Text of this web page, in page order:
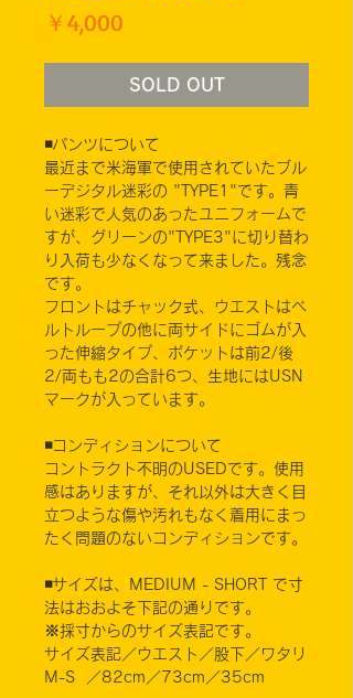
￥4,000
SOLD OUT
◾️パンツについて
最近まで米海軍で使用されていたブル
ーデジタル迷彩の "TYPE1"です。青
い迷彩で人気のあったユニフォームで
すが、グリーンの"TYPE3"に切り替わ
り入荷も少なくなって来ました。残念
です。
フロントはチャック式、ウエストはベ
ルトループの他に両サイドにゴムが入
った伸縮タイプ、ポケットは前2/後
2/両もも2の合計6つ、生地にはUSN
マークが入っています。
◾️コンディションについて
コントラクト不明のUSEDです。使用
感はありますが、それ以外は大きく目
立つような傷や汚れもなく着用にまっ
たく問題のないコンディションです。
◾️サイズは、MEDIUM - SHORT で寸
法はおおよそ下記の通りです。
※採寸からのサイズ表記です。
サイズ表記／ウエスト／股下／ワタリ
M-S ／82cm／73cm／35cm